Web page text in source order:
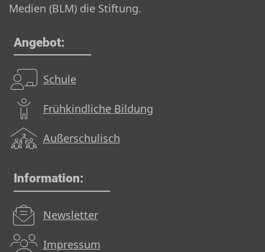
Medien (BLM) die Stiftung.
Angebot:
Schule
Frühkindliche Bildung
Außerschulisch
Information:
Newsletter
Impressum